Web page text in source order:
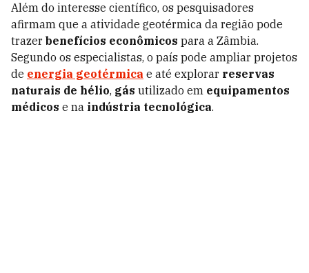
Além do interesse científico, os pesquisadores
afirmam que a atividade geotérmica da região pode
trazer benefícios econômicos para a Zâmbia.
Segundo os especialistas, o país pode ampliar projetos
de energia geotérmica e até explorar reservas
naturais de hélio, gás utilizado em equipamentos
médicos e na indústria tecnológica.